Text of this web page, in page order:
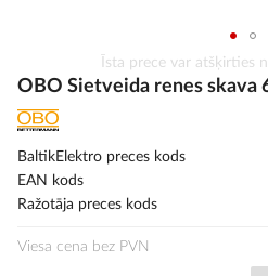
uz
sākumu
Īsta prece var atšķirties
OBO Sietveida renes skava
BaltikElektro preces kods
EAN kods
Ražotāja preces kods
Viesa cena bez PVN